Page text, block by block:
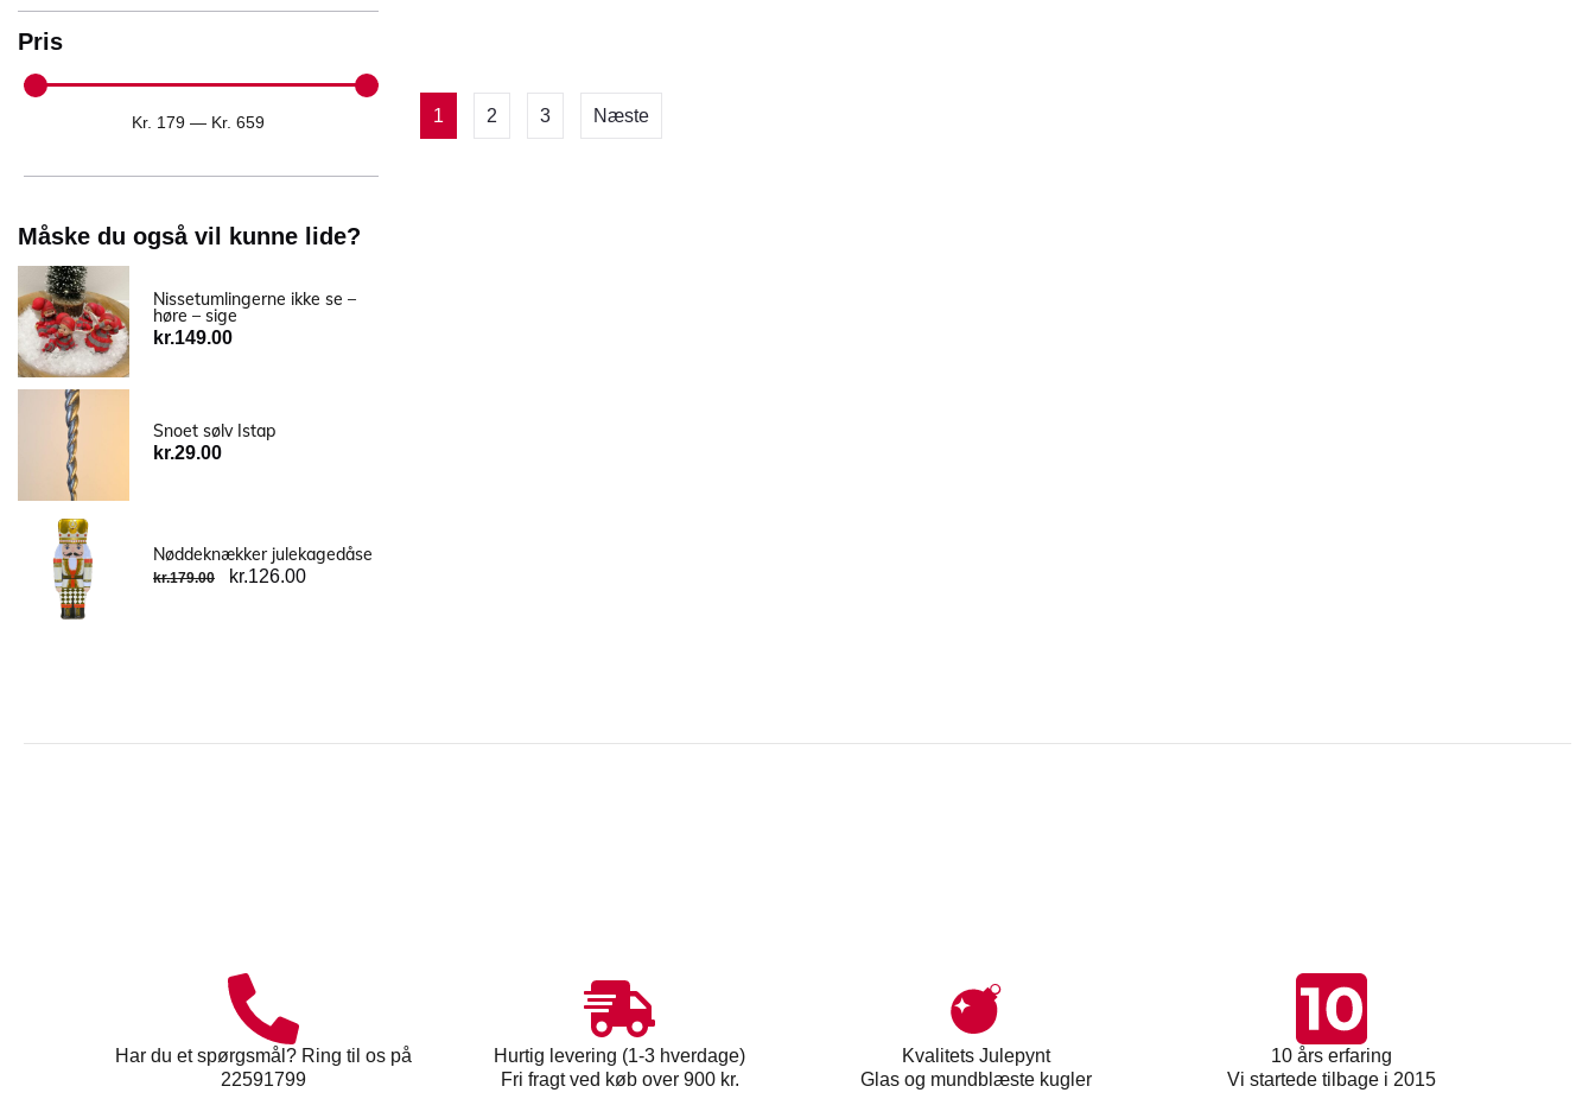
Pris
Kr. 179 — Kr. 659
Måske du også vil kunne lide?
Nissetumlingerne ikke se –
høre – sige
kr.149.00
Snoet sølv Istap
kr.29.00
Nøddeknækker julekagedåse
kr.179.00 kr.126.00
1 2 3 Næste
Har du et spørgsmål? Ring til os på
22591799
Hurtig levering (1-3 hverdage)
Fri fragt ved køb over 900 kr.
Kvalitets Julepynt
Glas og mundblæste kugler
10 års erfaring
Vi startede tilbage i 2015